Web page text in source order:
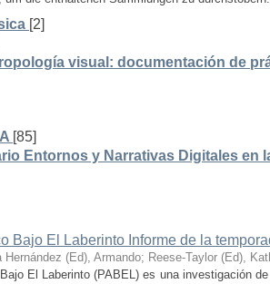
[2]
visual: documentación de
[85]
Entornos y Narrativas Digitales en
Bajo El Laberinto Informe de la
Hernández (Ed), Armando; Reese-Taylor (Ed),
El Laberinto (PABEL) es una investigación